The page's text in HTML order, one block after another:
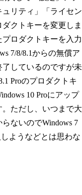
ュリティ」「ライセン
クトキーを変更しま
ロダクトキーを入力
7/8/8.1からの無償ア
了しているのですが未
Proのプロダクトキ
10 Proにアップ
ただし、いつまで大
ないのでWindows 7
しようなどとは思わな